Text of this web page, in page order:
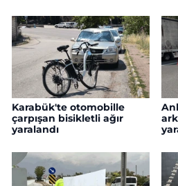
Karabük'te otomobille
çarpışan bisikletli ağır
yaralandı